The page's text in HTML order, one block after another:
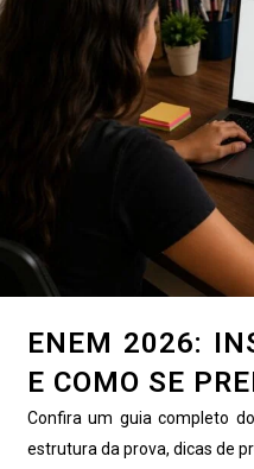
ENEM 2026:
E COMO SE
Confira um guia completo
estrutura da prova, dicas de